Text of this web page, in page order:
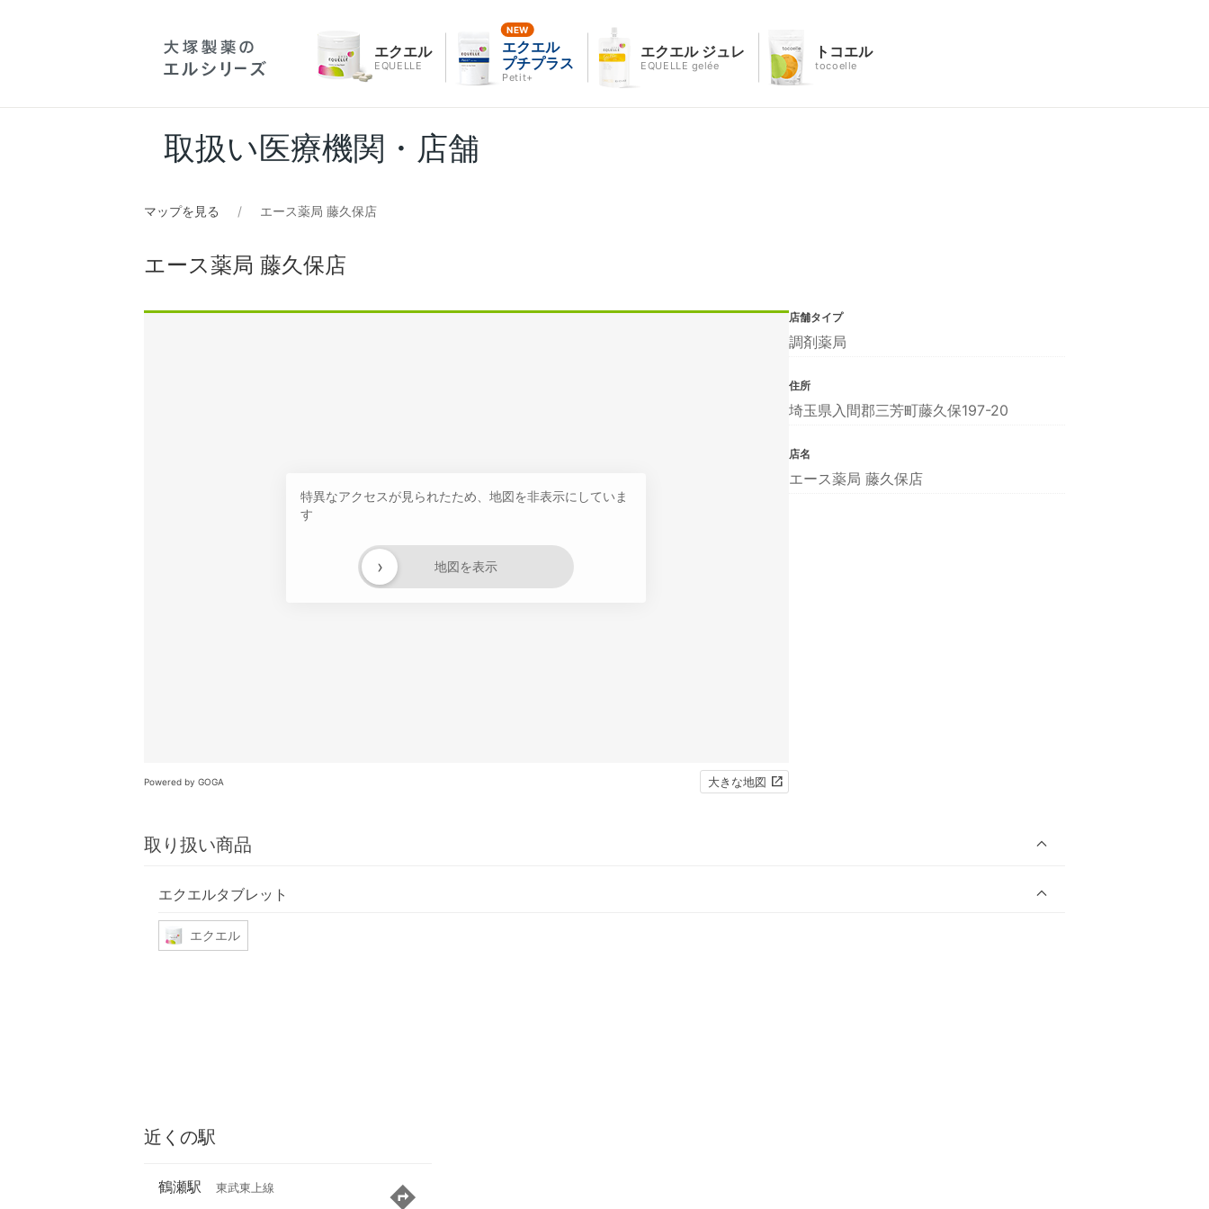
エクエル
EQUELLE
エクエル
プチプラス
Petit+
エクエル ジュレ
EQUELLE gelée
トコエル
tocoelle
取扱い医療機関・店舗
マップを見る エース薬局 藤久保店
エース薬局 藤久保店
特異なアクセスが見られたため、地図を非表示にしていま
す
地図を表示
›
Powered by GOGA 大きな地図
取り扱い商品
エクエルタブレット
エクエル
店舗タイプ
調剤薬局
住所
埼玉県入間郡三芳町藤久保197-20
店名
エース薬局 藤久保店
近くの駅
鶴瀬駅 東武東上線